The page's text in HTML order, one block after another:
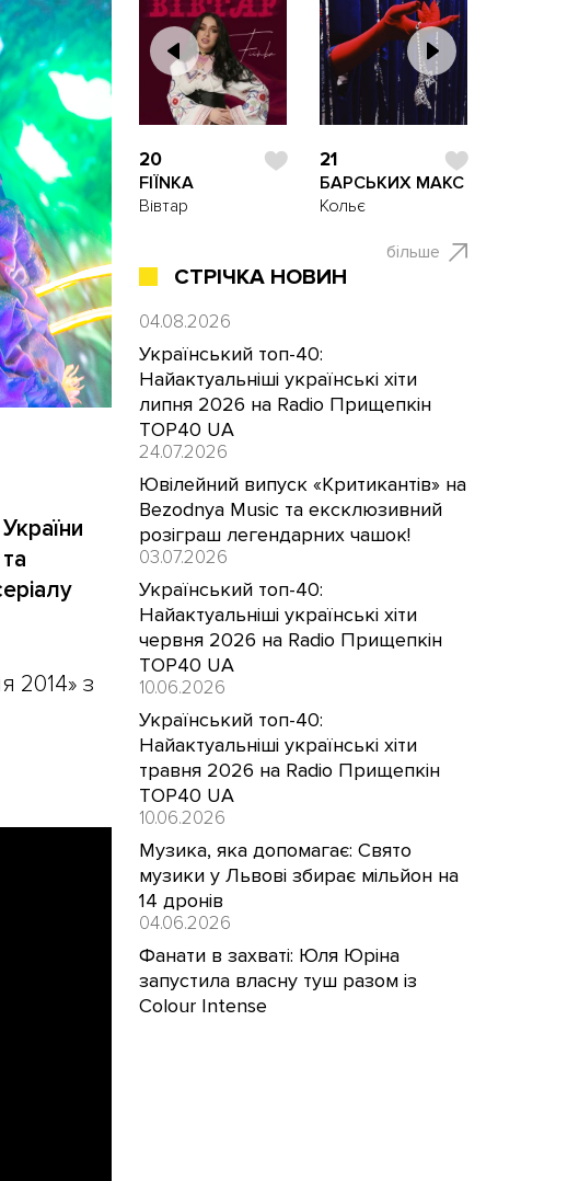
2014» з
20
FIЇNKA
Вівтар
21
БАРСЬКИХ МАКС
Кольє
більше
СТРІЧКА НОВИН
04.08.2026
Український топ-40:
Найактуальніші українські хіти
липня 2026 на Radio Прищепкін
TOP40 UA
24.07.2026
Ювілейний випуск «Критикантів» на
Bezodnya Music та ексклюзивний
розіграш легендарних чашок!
03.07.2026
Український топ-40:
Найактуальніші українські хіти
червня 2026 на Radio Прищепкін
TOP40 UA
10.06.2026
Український топ-40:
Найактуальніші українські хіти
травня 2026 на Radio Прищепкін
TOP40 UA
10.06.2026
Музика, яка допомагає: Свято
музики у Львові збирає мільйон на
14 дронів
04.06.2026
Фанати в захваті: Юля Юріна
запустила власну туш разом із
Colour Intense